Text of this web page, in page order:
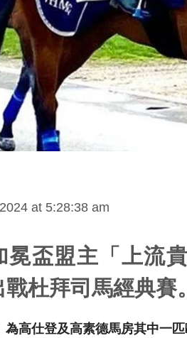
at 5:28:38 am
冕盃盟主「上流
杜拜司馬經典賽。
為高仕登及高素德馬房其中一